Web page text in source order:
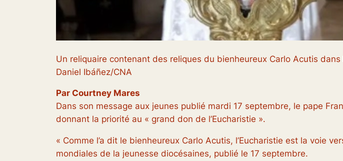
Un reliquaire contenant des reliques du bienheureux Carlo Acutis dans
Daniel Ibáñez/CNA
Par Courtney Mares
Dans son message aux jeunes publié mardi 17 septembre, le pape
donnant la priorité au « grand don de l’Eucharistie ».
« Comme l’a dit le bienheureux Carlo Acutis, l’Eucharistie est la voie
mondiales de la jeunesse diocésaines, publié le 17 septembre.